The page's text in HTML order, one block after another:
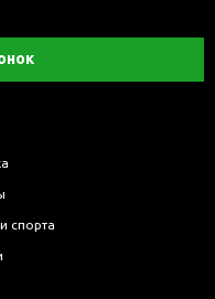
спорта